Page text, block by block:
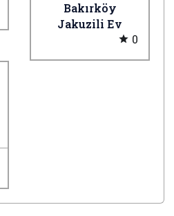
Bakırköy
Jakuzili Ev
0